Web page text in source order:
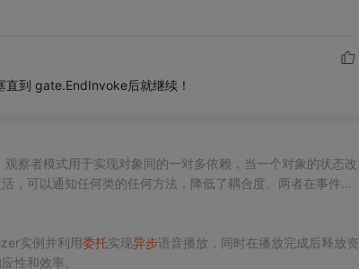
到 gate.EndInvoke后就继续！
观察者模式用于实现对象间的一对多依赖，当一个对象的状态改
，可以通知任何类的任何方法，降低了耦合度。两者在事件触
实例并利用委托实现异步语音播放，同时在播放完成后释放资
性和效率。